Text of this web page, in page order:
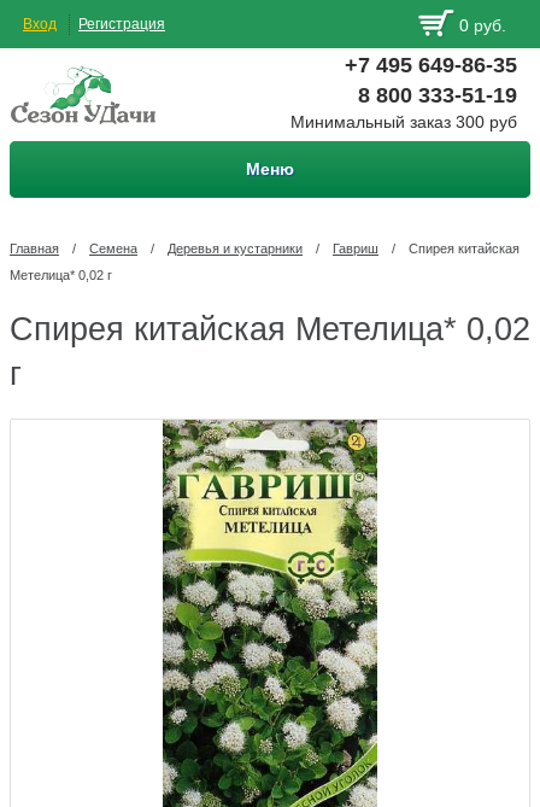
Вход Регистрация 0 руб.
+7 495 649-86-35
8 800 333-51-19
Минимальный заказ 300 руб
Меню
Главная / Семена / Деревья и кустарники / Гавриш /
Спирея китайская
Метелица* 0,02 г
Спирея китайская Метелица* 0,02
г